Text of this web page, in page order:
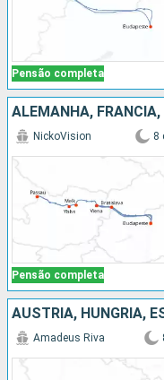
Pensão completa
Pensão completa
NickoVision 8
Amadeus Riva